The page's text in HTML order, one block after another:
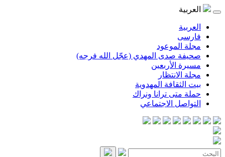
المهدي (عجّل الله فرجه)
المهدوية
ترانا ونراك
الاجتماعي